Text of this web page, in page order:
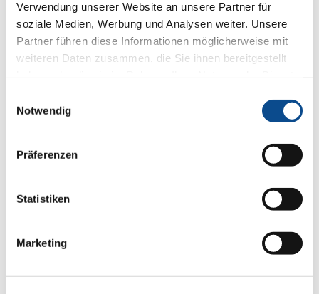
Verwendung unserer Website an unsere Partner für
soziale Medien, Werbung und Analysen weiter. Unsere
Partner führen diese Informationen möglicherweise mit
weiteren Daten zusammen, die Sie ihnen bereitgestellt
Notwendig
Präferenzen
Statistiken
Marketing
D